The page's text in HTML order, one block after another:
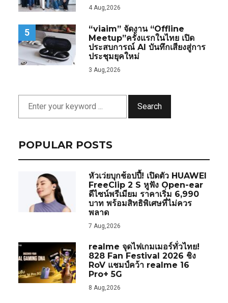
4 Aug,2026
5
“viaim” จัดงาน “Offline
Meetup”ครั้งแรกในไทย เปิด
ประสบการณ์ AI บันทึกเสียงสู่การ
ประชุมยุคใหม่
3 Aug,2026
Search
POPULAR POSTS
หัวเว่ยบุกช้อปปี้! เปิดตัว HUAWEI
FreeClip 2 S หูฟัง Open-ear
ดีไซน์พรีเมียม ราคาเริ่ม 6,990
บาท พร้อมสิทธิพิเศษที่ไม่ควร
พลาด
7 Aug,2026
realme จุดไฟเกมเมอร์ทั่วไทย!
828 Fan Festival 2026 ชิง
RoV แชมป์คว้า realme 16
Pro+ 5G
8 Aug,2026